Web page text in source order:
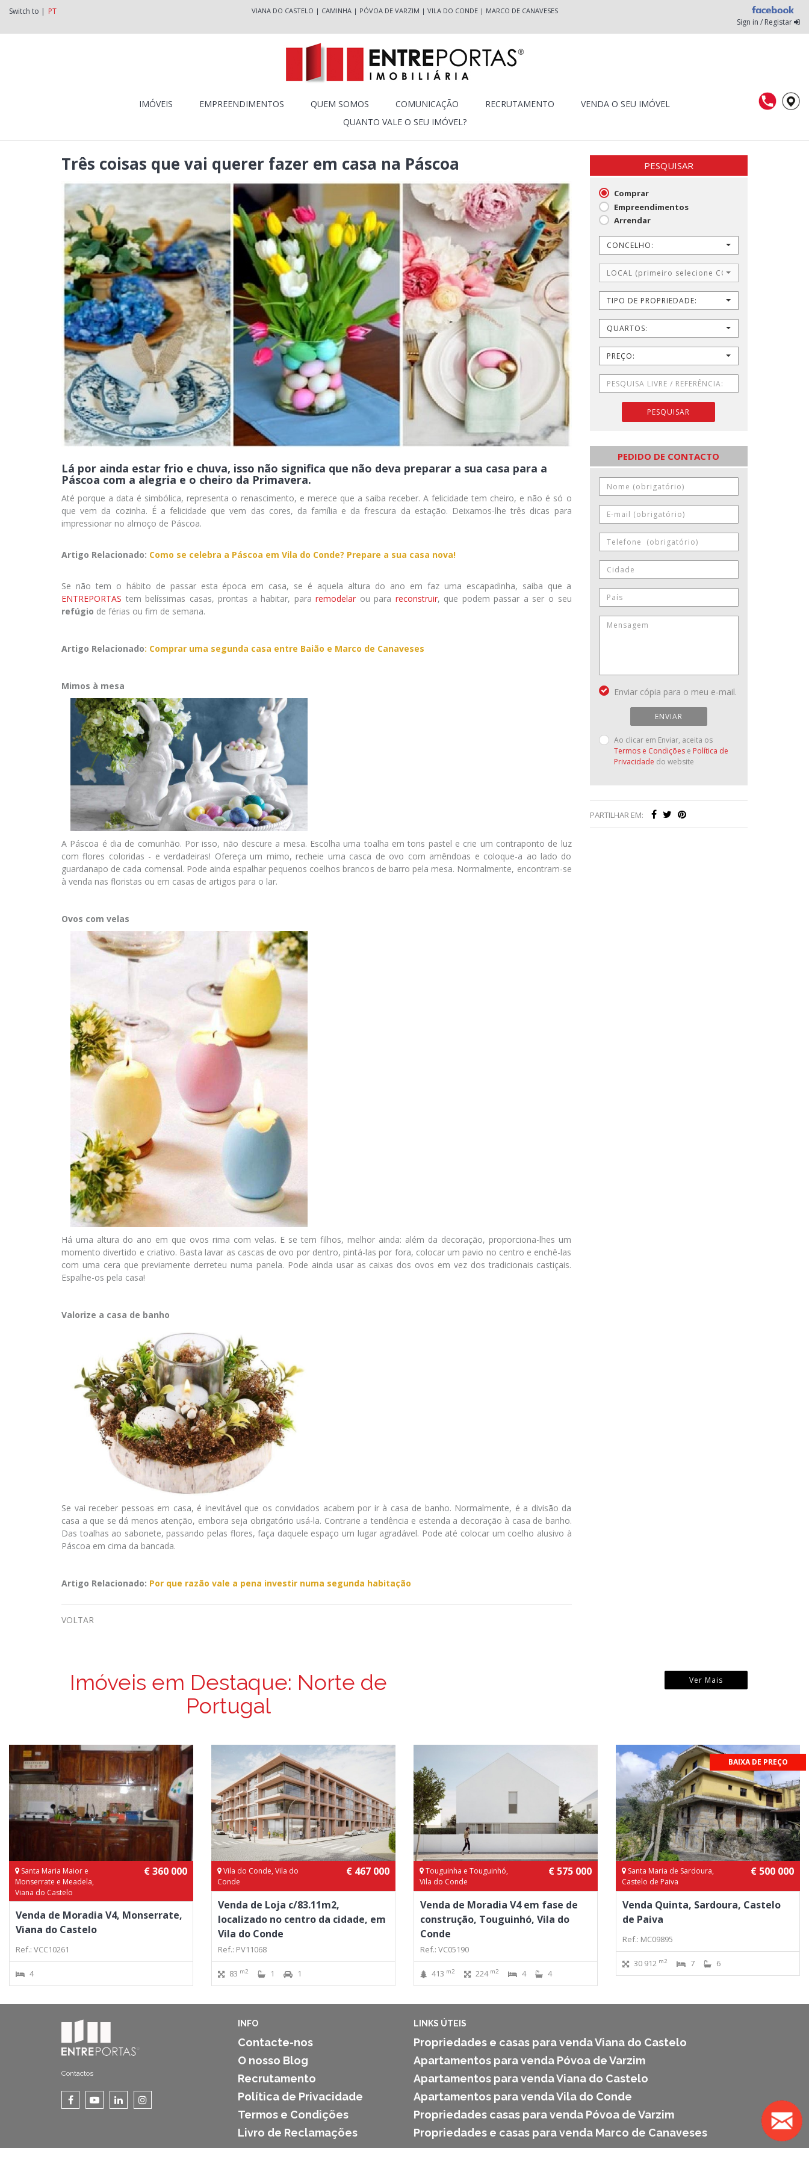
Switch to | PT VIANA DO CASTELO | CAMINHA| PÓVOA DE VARZIM | VILA DO CONDE| MARCO DE CANAVESES
Sign in / Registar
IMÓVEIS EMPREENDIMENTOS QUEM SOMOS COMUNICAÇÃO RECRUTAMENTO
VENDA O SEU IMÓVEL
QUANTO VALE O SEU IMÓVEL?
Três coisas que vai querer fazer em casa na Páscoa
Lá por ainda estar frio e chuva, isso não significa que não deva preparar a sua casa para a
Páscoa com a alegria e o cheiro da Primavera.
Até porque a data é simbólica, representa o renascimento, e merece que a saiba receber. A felicidade tem cheiro, e não é só o
que vem da cozinha. É a felicidade que vem das cores, da família e da frescura da estação. Deixamos-lhe três dicas para
impressionar no almoço de Páscoa.
Artigo Relacionado: Como se celebra a Páscoa em Vila do Conde? Prepare a sua casa nova!
Se não tem o hábito de passar esta época em casa, se é aquela altura do ano em faz uma escapadinha, saiba que a
ENTREPORTAS tem belíssimas casas, prontas a habitar, pararemodelar ou para reconstruir, que podem passar a ser o seu
refúgio de férias ou fim de semana.
Artigo Relacionado: Comprar uma segunda casa entre Baião e Marco de Canaveses
Mimos à mesa
A Páscoa é dia de comunhão. Por isso, não descure a mesa. Escolha uma toalha em tons pastel e crie um contraponto de luz
com flores coloridas - e verdadeiras! Ofereça um mimo, recheie uma casca de ovo com amêndoas e coloque-a ao lado do
guardanapo de cada comensal. Pode ainda espalhar pequenos coelhos brancos de barro pela mesa. Normalmente, encontram-se
à venda nas floristas ou em casas de artigos para o lar.
Ovos com velas
Há uma altura do ano em que ovos rima com velas. E se tem filhos, melhor ainda: além da decoração, proporciona-lhes um
momento divertido e criativo. Basta lavar as cascas de ovo por dentro, pintá-las por fora, colocar um pavio no centro e enchê-las
com uma cera que previamente derreteu numa panela. Pode ainda usar as caixas dos ovos em vez dos tradicionais castiçais.
Espalhe-os pela casa!
Valorize a casa de banho
Se vai receber pessoas em casa, é inevitável que os convidados acabem por ir à casa de banho. Normalmente, é a divisão da
casa a que se dá menos atenção, embora seja obrigatório usá-la. Contrarie a tendência e estenda a decoração à casa de banho.
Das toalhas ao sabonete, passando pelas flores, faça daquele espaço um lugar agradável. Pode até colocar um coelho alusivo à
Páscoa em cima da bancada.
Artigo Relacionado: Por que razão vale a pena investir numa segunda habitação
VOLTAR
PESQUISAR
Comprar
Empreendimentos
Arrendar
CONCELHO:
LOCAL (primeiro selecione CONCELHO)
TIPO DE PROPRIEDADE:
QUARTOS:
PREÇO:
PESQUISAR
PEDIDO DE CONTACTO
Enviar cópia para o meu e-mail.
ENVIAR
Ao clicar em Enviar, aceita os
Termos e Condiçõese Política de
Privacidade do website
PARTILHAR EM:
Imóveis em Destaque: Norte de
Portugal
Ver Mais
Santa Maria Maior e
Monserrate e Meadela,
Viana do Castelo
€ 360 000
Venda de Moradia V4, Monserrate,
Viana do Castelo
Ref.: VCC10261
4
Vila do Conde, Vila do
Conde
€ 467 000
Venda de Loja c/83.11m2,
localizado no centro da cidade, em
Vila do Conde
Ref.: PV11068
83 m2 1 1
Touguinha e Touguinhó,
Vila do Conde
€ 575 000
Venda de Moradia V4 em fase de
construção, Touguinhó, Vila do
Conde
Ref.: VC05190
413 m2 224 m2 4 4
BAIXA DE PREÇO
Santa Maria de Sardoura,
Castelo de Paiva
€ 500 000
Venda Quinta, Sardoura, Castelo
de Paiva
Ref.: MC09895
30 912 m2 7 6
Contactos
INFO
Contacte-nos
O nosso Blog
Recrutamento
Política de Privacidade
Termos e Condições
Livro de Reclamações
LINKS ÚTEIS
Propriedades e casas para venda Viana do Castelo
Apartamentos para venda Póvoa de Varzim
Apartamentos para venda Viana do Castelo
Apartamentos para venda Vila do Conde
Propriedades casas para venda Póvoa de Varzim
Propriedades e casas para venda Marco de Canaveses